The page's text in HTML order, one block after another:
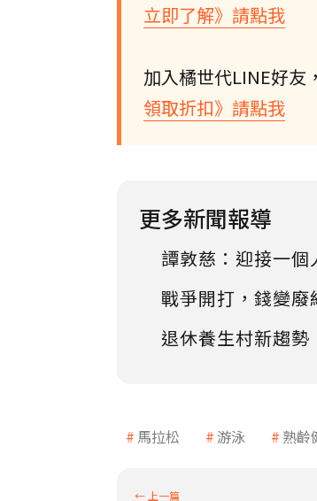
立即了解》請點我
加入橘世代LINE好友
領取折扣》請點我
更多新聞報導
譚敦慈：迎接一
戰爭開打，錢變廢
退休養生村新趨
馬拉松 游泳 熟齡